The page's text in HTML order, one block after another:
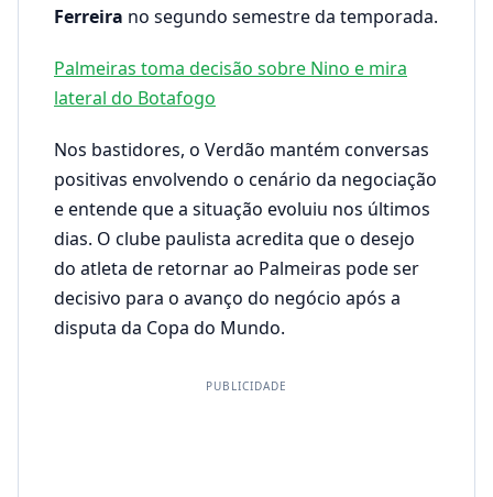
Ferreira no segundo semestre da temporada.
Palmeiras toma decisão sobre Nino e mira
lateral do Botafogo
Nos bastidores, o Verdão mantém conversas
positivas envolvendo o cenário da negociação
e entende que a situação evoluiu nos últimos
dias. O clube paulista acredita que o desejo
do atleta de retornar ao Palmeiras pode ser
decisivo para o avanço do negócio após a
disputa da Copa do Mundo.
PUBLICIDADE